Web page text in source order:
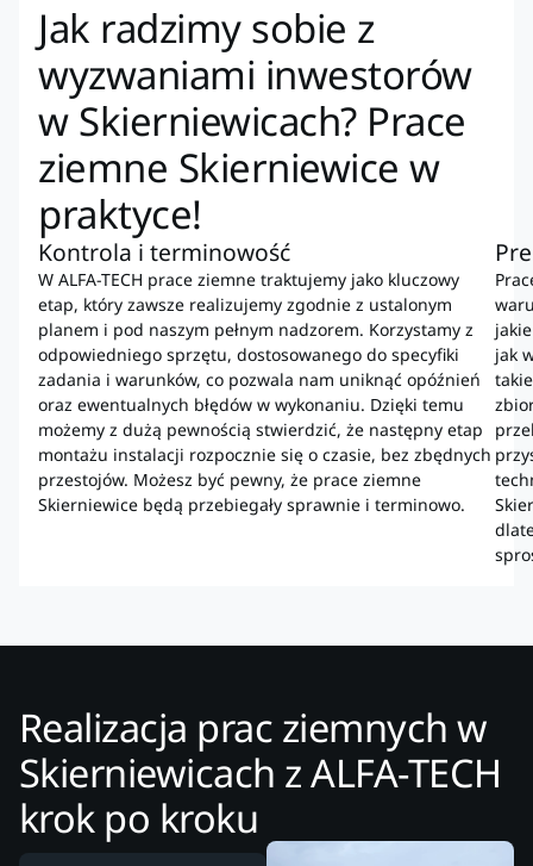
Jak radzimy sobie z
wyzwaniami inwestorów
w Skierniewicach? Prace
ziemne Skierniewice w
praktyce!
Kontrola i terminowość
W ALFA-TECH prace ziemne traktujemy jako kluczowy
etap, który zawsze realizujemy zgodnie z ustalonym
planem i pod naszym pełnym nadzorem. Korzystamy z
odpowiedniego sprzętu, dostosowanego do specyfiki
zadania i warunków, co pozwala nam uniknąć opóźnień
oraz ewentualnych błędów w wykonaniu. Dzięki temu
możemy z dużą pewnością stwierdzić, że następny etap
montażu instalacji rozpocznie się o czasie, bez zbędnych
przestojów. Możesz być pewny, że prace ziemne
Skierniewice będą przebiegały sprawnie i terminowo.
jak
Realizacja prac ziemnych w
Skierniewicach z ALFA-TECH
krok po kroku